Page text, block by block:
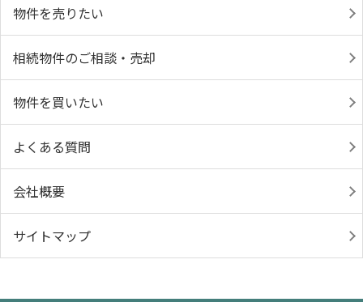
物件を売りたい
相続物件のご相談・売却
物件を買いたい
よくある質問
会社概要
サイトマップ